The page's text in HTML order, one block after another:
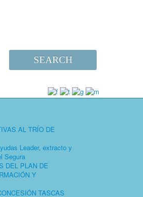
SEARCH
AL TRÍO DE
Leader, extracto y
Segura
DEL PLAN DE
Y
TASCAS